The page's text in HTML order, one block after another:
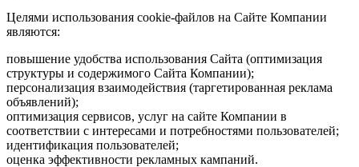
Целями использования cookie-файлов на Сайте Компании
являются:
повышение удобства использования Сайта (оптимизация
структуры и содержимого Сайта Компании);
персонализация взаимодействия (таргетированная реклама
объявлений);
оптимизация сервисов, услуг на сайте Компании в
соответствии с интересами и потребностями пользователей;
идентификация пользователей;
оценка эффективности рекламных кампаний.